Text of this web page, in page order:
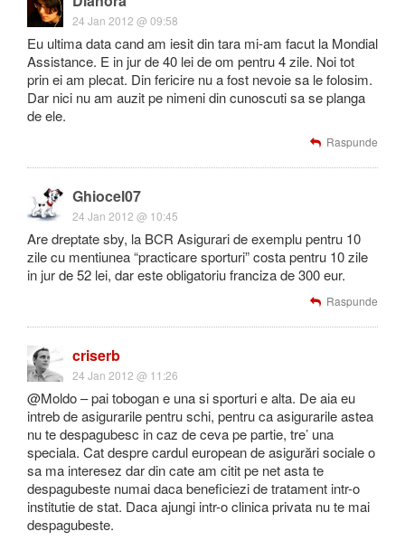
24 Jan 2012 @ 09:58
Eu ultima data cand am iesit din tara mi-am facut la Mondial
Assistance. E in jur de 40 lei de om pentru 4 zile. Noi tot
prin ei am plecat. Din fericire nu a fost nevoie sa le folosim.
Dar nici nu am auzit pe nimeni din cunoscuti sa se planga
de ele.
Raspunde
Ghiocel07
24 Jan 2012 @ 10:45
Are dreptate sby, la BCR Asigurari de exemplu pentru 10
zile cu mentiunea “practicare sporturi” costa pentru 10 zile
in jur de 52 lei, dar este obligatoriu franciza de 300 eur.
Raspunde
criserb
24 Jan 2012 @ 11:26
@Moldo – pai tobogan e una si sporturi e alta. De aia eu
intreb de asigurarile pentru schi, pentru ca asigurarile astea
nu te despagubesc in caz de ceva pe partie, tre’ una
speciala. Cat despre cardul european de asigurări sociale o
sa ma interesez dar din cate am citit pe net asta te
despagubeste numai daca beneficiezi de tratament intr-o
institutie de stat. Daca ajungi intr-o clinica privata nu te mai
despagubeste.